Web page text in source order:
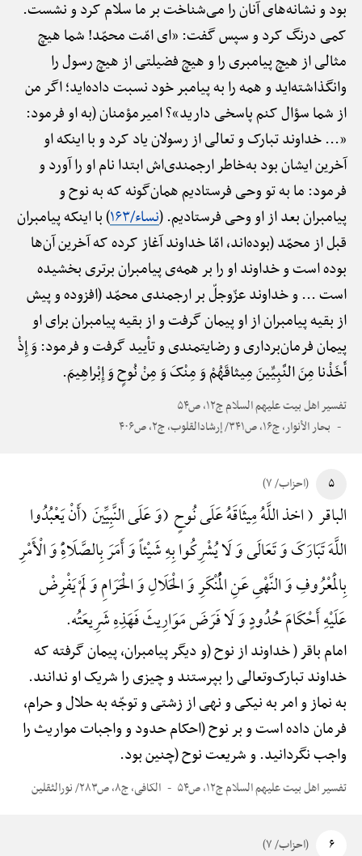
بود و نشانه‌های آنان را می‌شناخت بر ما سلام کرد و نشست.
کمی درنگ کرد و سپس گفت: «ای امّت محمّد! شما هیچ
مثالی از هیچ پیامبری را و هیچ فضیلتی از هیچ رسول را
وانگذاشته‌اید و همه را به پیامبر خود نسبت داده‌اید؛ اگر من
از شما سؤال کنم پاسخی دارید»؟ امیرمؤمنان (به او فرمود:
«... خداوند تبارک و تعالی از رسولان یاد کرد و با اینکه او
آخرین ایشان بود به‌خاطر ارجمندی‌اش ابتدا نام او را آورد و
فرمود: ما به تو وحی فرستادیم همان‌گونه که به نوح و
پیامبران بعد از او وحی فرستادیم. (نساء/۱۶۳
) با اینکه پیامبران
قبل از محمّد (بوده‌اند، امّا خداوند آغاز کرده که آخرین آن‌ها
بوده است و خداوند او را بر همه‌ی پیامبران برتری بخشیده
است ... و خداوند عزّوجلّ بر ارجمندی محمّد (افزوده و پیش
از بقیه پیامبران از او پیمان گرفت و از بقیه پیامبران برای او
پیمان فرمان‌برداری و رضایتمندی و تأیید گرفت و فرمود: وَ إِذْ
أَخَذْنا مِنَ النَّبِیِّینَ مِیثاقَهُمْ وَ مِنْکَ وَ مِنْ نُوحٍ وَ إِبْراهِیمَ.
تفسیر اهل بیت علیهم السلام ج۱۲، ص۵۴
بحار الأنوار، ج۱۶، ص۳۴۱/ إرشادالقلوب، ج۲، ص۴۰۶
۵ (احزاب/ ۷)
الباقر ( اخذ اللَّهُ مِیثَاقَهُ عَلَی نُوحٍ (وَ عَلَی النَّبِیِّینَ (أَنْ یَعْبُدُوا
اللَّهَ تَبَارَکَ وَ تَعَالَی وَ لَا یُشْرِکُوا بِهِ شَیْئاً وَ أَمَرَ بِالصَّلَاهًِْ وَ الْأَمْرِ
بِالْمَعْرُوفِ وَ النَّهْیِ عَنِ الْمُنْکَرِ وَ الْحَلَالِ وَ الْحَرَامِ وَ لَمْ یَفْرِضْ
عَلَیْهِ أَحْکَامَ حُدُودٍ وَ لَا فَرَضَ مَوَارِیثَ فَهَذِهِ شَرِیعَتُه.
امام باقر ( خداوند از نوح (و دیگر پیامبران، پیمان گرفته که
خداوند تبارک‌وتعالی را بپرستند و چیزی را شریک او ندانند.
به نماز و امر به نیکی و نهی از زشتی و توجّه به حلال و حرام،
فرمان داده است و بر نوح (احکام حدود و واجبات مواریث را
واجب نگردانید. و شریعت نوح (چنین بود.
تفسیر اهل بیت علیهم السلام ج۱۲، ص۵۴ الکافی، ج۸، ص۲۸۳/ نورالثقلین
۶ (احزاب/ ۷)